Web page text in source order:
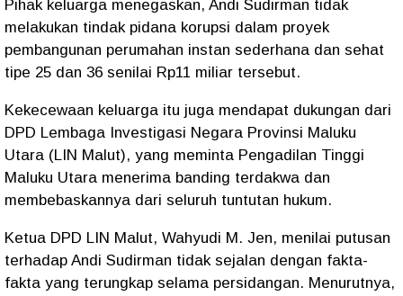
Pihak keluarga menegaskan, Andi Sudirman tidak
melakukan tindak pidana korupsi dalam proyek
pembangunan perumahan instan sederhana dan sehat
tipe 25 dan 36 senilai Rp11 miliar tersebut.
Kekecewaan keluarga itu juga mendapat dukungan dari
DPD Lembaga Investigasi Negara Provinsi Maluku
Utara (LIN Malut), yang meminta Pengadilan Tinggi
Maluku Utara menerima banding terdakwa dan
membebaskannya dari seluruh tuntutan hukum.
Ketua DPD LIN Malut, Wahyudi M. Jen, menilai putusan
terhadap Andi Sudirman tidak sejalan dengan fakta-
fakta yang terungkap selama persidangan. Menurutnya,